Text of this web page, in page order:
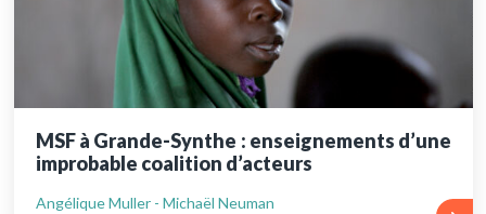
MSF à Grande-Synthe : enseignements d’une
improbable coalition d’acteurs
Angélique Muller - Michaël Neuman